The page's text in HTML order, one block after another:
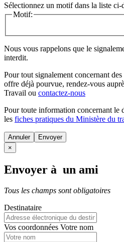
Sélectionnez un motif dans la liste ci-
Motif:
Nous vous rappelons que le
interdit.
Pour tout signalement concernant des
offre déjà pourvue, rendez-vous
Travail ou contactez-nous
Pour toute information concernant le
les fiches pratiques du Ministère du
Annuler
×
Envoyer à un ami
Tous les champs sont obligatoires
Destinataire
Vos coordonnées Votre nom